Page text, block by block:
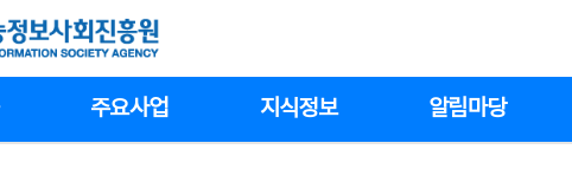
주요사업 지식정보 알림마당